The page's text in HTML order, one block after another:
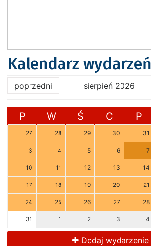
Kalendarz wydarzeń
poprzedni sierpień 2026
P W Ś C P
27 28 29 30 31
3 4 5 6 7
10 11 12 13 14
17 18 19 20 21
24 25 26 27 28
31 1 2 3 4
Dodaj wydarzenie